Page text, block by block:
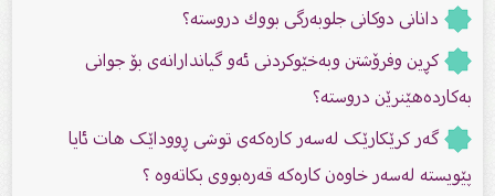
دانانى دوكانى جلوبەرگى بووك دروستە؟
كڕین وفرۆشتن وبەخێوكردنی ئەو گیاندارانەی بۆ جوانی
بەكاردەهێنرێن دروستە؟
گەر کرێکارێک لەسەر کارەکەى توشى ڕووداێک هات ئایا
پێویستە لەسەر خاوەن کارەکە قەرەبووی بکاتەوە ؟